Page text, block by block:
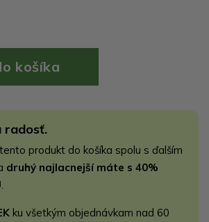
radosť.
produkt do košíka spolu s ďalším
druhý najlacnejší máte s 40%
ku všetkým objednávkam nad 60